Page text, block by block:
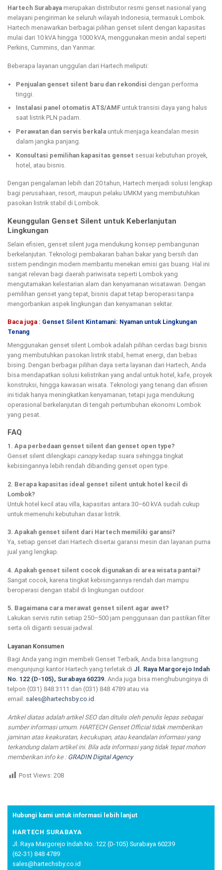
Hartech Surabaya merupakan distributor resmi genset nasional yang
melayani pengiriman ke seluruh wilayah Indonesia, termasuk Lombok.
Hartech menawarkan berbagai pilihan genset silent dengan kapasitas
mulai dari 10 kVA hingga 1000 kVA, menggunakan mesin andal seperti
Perkins, Cummins, dan Yanmar.
Beberapa layanan unggulan dari Hartech meliputi:
Penjualan genset silent baru dan rekondisi dengan performa
tinggi.
Instalasi panel otomatis ATS/AMFuntuk transisi daya yang halus
saat listrik PLN padam.
Perawatan dan servis berkalauntuk menjaga keandalan mesin
dalam jangka panjang.
Konsultasi pemilihan kapasitas genset sesuai kebutuhan proyek,
hotel, atau bisnis.
Dengan pengalaman lebih dari 20 tahun, Hartech menjadi solusi lengkap
bagi perusahaan, resort, maupun pelaku UMKM yang membutuhkan
pasokan listrik stabil di Lombok.
Keunggulan Genset Silent untuk Keberlanjutan
Lingkungan
Selain efisien, genset silent juga mendukung konsep pembangunan
berkelanjutan. Teknologi pembakaran bahan bakar yang bersih dan
sistem pendingin modern membantu menekan emisi gas buang. Hal ini
sangat relevan bagi daerah pariwisata seperti Lombok yang
mengutamakan kelestarian alam dan kenyamanan wisatawan. Dengan
pemilihan genset yang tepat, bisnis dapat tetap beroperasi tanpa
mengorbankan aspek lingkungan dan kenyamanan sekitar.
Baca juga : Genset Silent Kintamani: Nyaman untuk Lingkungan
Tenang
Menggunakan genset silent Lombok adalah pilihan cerdas bagi bisnis
yang membutuhkan pasokan listrik stabil, hemat energi, dan bebas
bising. Dengan berbagai pilihan daya serta layanan dari Hartech, Anda
bisa mendapatkan solusi kelistrikan yang andal untuk hotel, kafe, proyek
konstruksi, hingga kawasan wisata. Teknologi yang tenang dan efisien
ini tidak hanya meningkatkan kenyamanan, tetapi juga mendukung
operasional berkelanjutan di tengah pertumbuhan ekonomi Lombok
yang pesat.
FAQ
1. Apa perbedaan genset silent dan genset open type?
Genset silent dilengkapi canopykedap suara sehingga tingkat
kebisingannya lebih rendah dibanding genset open type.
2. Berapa kapasitas ideal genset silent untuk hotel kecil di
Lombok?
Untuk hotel kecil atau villa, kapasitas antara 30–60 kVA sudah cukup
untuk memenuhi kebutuhan dasar listrik.
3. Apakah genset silent dari Hartech memiliki garansi?
Ya, setiap genset dari Hartech disertai garansi mesin dan layanan purna
jual yang lengkap.
4. Apakah genset silent cocok digunakan di area wisata pantai?
Sangat cocok, karena tingkat kebisingannya rendah dan mampu
beroperasi dengan stabil di lingkungan outdoor.
5. Bagaimana cara merawat genset silent agar awet?
Lakukan servis rutin setiap 250–500 jam penggunaan dan pastikan filter
serta oli diganti sesuai jadwal.
Layanan Konsumen
Bagi Anda yang ingin membeli Genset Terbaik, Anda bisa langsung
mengunjungi kantor Hartech yang terletak di Jl. Raya Margorejo Indah
No. 122 (D-105), Surabaya 60239. Anda juga bisa menghubunginya di
telpon (031) 848 3111 dan (031) 848 4789 atau via
email: sales@hartechsby.co.id .
Artikel diatas adalah artikel SEO dan ditulis oleh penulis lepas sebagai
sumber informasi umum. HARTECH Genset Official tidak memberikan
jaminan atas keakuratan, kecukupan, atau keandalan informasi yang
terkandung dalam artikel ini. Bila ada informasi yang tidak tepat mohon
memberikan info ke : GRADIN Digital Agency
Post Views: 208
Hubungi kami untuk informasi lebih lanjut
HARTECH SURABAYA
Jl. Raya Margorejo Indah No. 122 (D-105) Surabaya 60239
(62-31) 848 4789
sales@hartechsby.co.id